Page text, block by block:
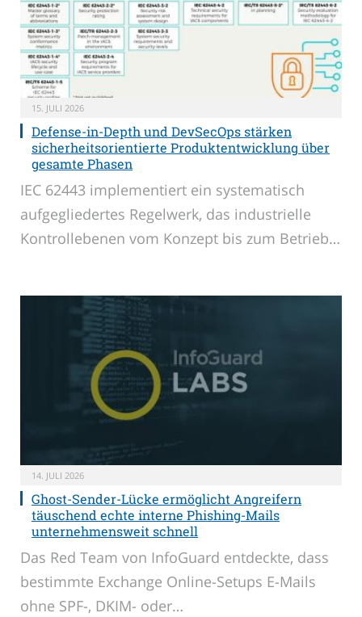
15. JULI 2026
Defense-in-Depth und DevSecOps stärken
sicherheitsorientierte Produktentwicklung über
gesamte Phasen
IEC 62443 implementiert ein systematisch
aufgegliedertes Regelwerk, das industrielle
Kontrollebenen vom Konzept bis zum Betrieb…
14. JULI 2026
Ghost-Sender-Lücke ermöglicht Angreifern
täuschend echte interne Phishing-Mails
unternehmensweit schnell
Das Red Team von InfoGuard entdeckte, dass
bestimmte Exchange Online-Setups E-Mails
ohne SPF-, DKIM- oder…